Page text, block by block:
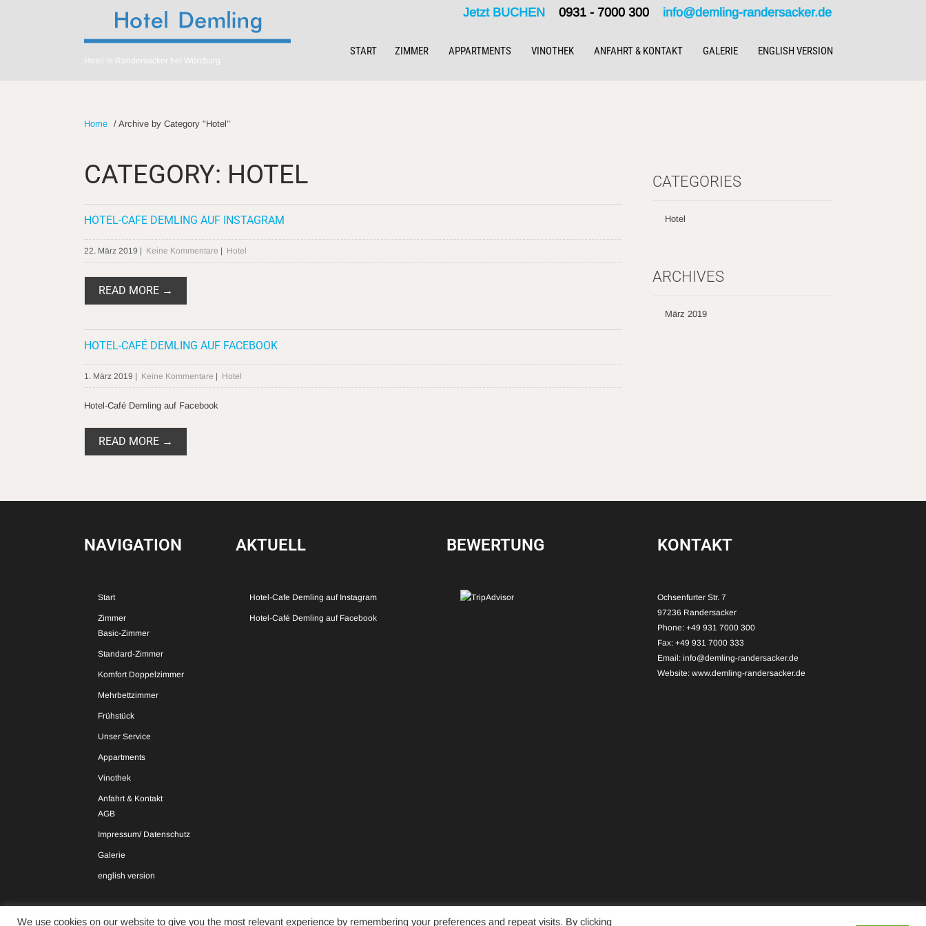
Hotel in Randersacker bei Würzburg
Jetzt BUCHEN0931 - 7000 300 info@demling-randersacker.de
START ZIMMER APPARTMENTS VINOTHEK ANFAHRT & KONTAKT GALERIE ENGLISH VERSION
Home / Archive by Category "Hotel"
CATEGORY: HOTEL
HOTEL-CAFE DEMLING AUF INSTAGRAM
22. März 2019 | Keine Kommentare | Hotel
READ MORE →
HOTEL-CAFÉ DEMLING AUF FACEBOOK
1. März 2019 | Keine Kommentare | Hotel
Hotel-Café Demling auf Facebook
READ MORE →
CATEGORIES
Hotel
ARCHIVES
März 2019
NAVIGATION
Start
Zimmer
Basic-Zimmer
Standard-Zimmer
Komfort Doppelzimmer
Mehrbettzimmer
Frühstück
Unser Service
Appartments
Vinothek
Anfahrt & Kontakt
AGB
Impressum/ Datenschutz
Galerie
english version
AKTUELL
Hotel-Cafe Demling auf Instagram
Hotel-Café Demling auf Facebook
BEWERTUNG KONTAKT
Ochsenfurter Str. 7
97236 Randersacker
Phone: +49 931 7000 300
Fax: +49 931 7000 333
Email: info@demling-randersacker.de
Website: www.demling-randersacker.de
We use cookies on our website to give you the most relevant experience by remembering your preferences and repeat visits. By clicking